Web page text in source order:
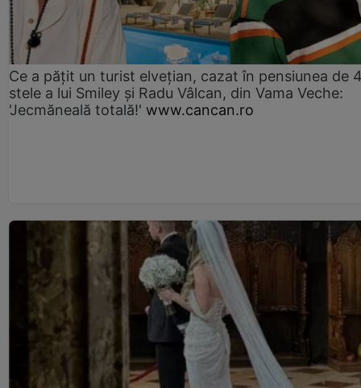
Ce a pățit un turist elvețian, cazat în pensiunea de
stele a lui Smiley și Radu Vâlcan, din Vama Veche:
'Jecmăneală totală!' www.cancan.ro